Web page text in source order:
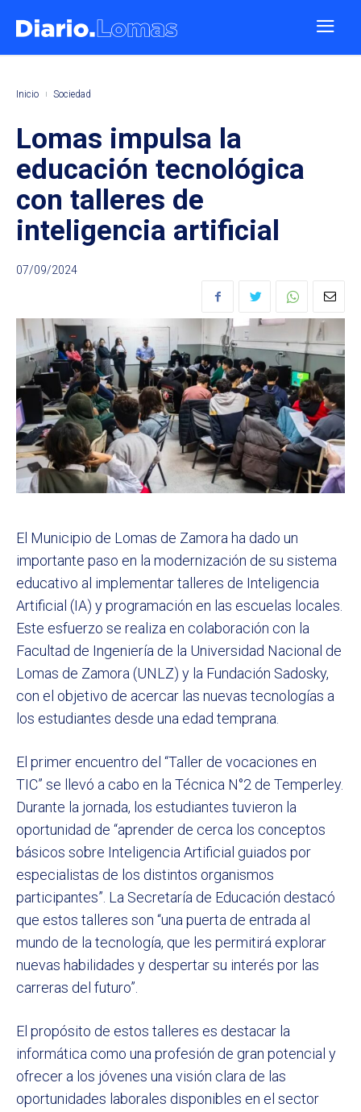
Inicio Sociedad
Lomas impulsa la
educación tecnológica
con talleres de
inteligencia artificial
07/09/2024
El Municipio de Lomas de Zamora ha dado un
importante paso en la modernización de su sistema
educativo al implementar talleres de Inteligencia
Artificial (IA) y programación en las escuelas locales.
Este esfuerzo se realiza en colaboración con la
Facultad de Ingeniería de la Universidad Nacional de
Lomas de Zamora (UNLZ) y la Fundación Sadosky,
con el objetivo de acercar las nuevas tecnologías a
los estudiantes desde una edad temprana.
El primer encuentro del “Taller de vocaciones en
TIC” se llevó a cabo en la Técnica N°2 de Temperley.
Durante la jornada, los estudiantes tuvieron la
oportunidad de “aprender de cerca los conceptos
básicos sobre Inteligencia Artificial guiados por
especialistas de los distintos organismos
participantes”. La Secretaría de Educación destacó
que estos talleres son “una puerta de entrada al
mundo de la tecnología, que les permitirá explorar
nuevas habilidades y despertar su interés por las
carreras del futuro”.
El propósito de estos talleres es destacar la
informática como una profesión de gran potencial y
ofrecer a los jóvenes una visión clara de las
oportunidades laborales disponibles en el sector